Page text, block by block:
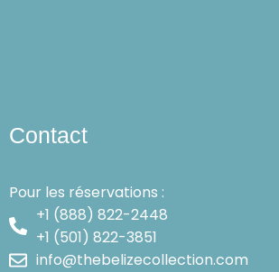
Contact
Pour les réservations :
+1 (888) 822-2448
+1 (501) 822-3851
info@thebelizecollection.com